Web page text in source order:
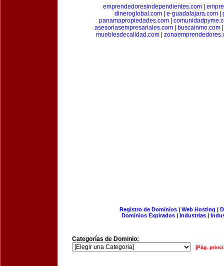
emprendedoresindependientes.com|
dineroglobal.com
e-guadalajara.com
panamapropiedades.com|
asesoriasempresariales.com| buscainmo.com
mueblesdecalidad.com|
Registro de Dominios| Web Hosting |
Dominios Expirados | Industrias |
Categorías de Dominio:
[Pág.